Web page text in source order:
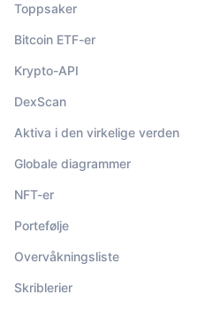
Toppsaker
Bitcoin ETF-er
Krypto-API
DexScan
Aktiva i den virkelige verden
Globale diagrammer
NFT-er
Portefølje
Overvåkningsliste
Skriblerier